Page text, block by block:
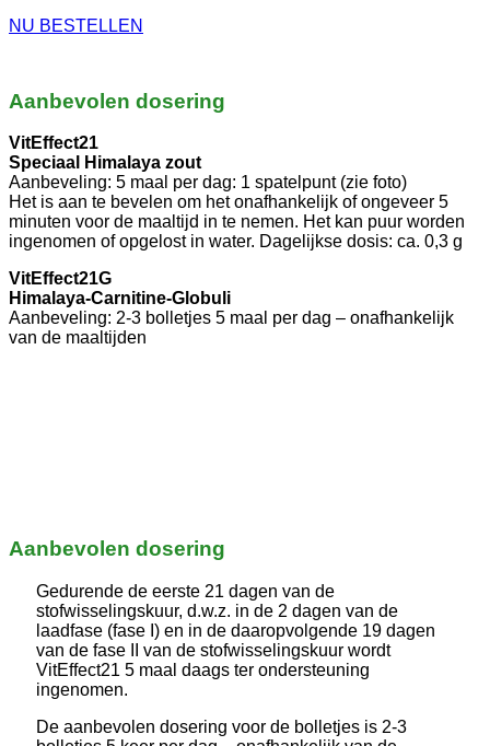
NU BESTELLEN
Aanbevolen dosering
VitEffect21
Speciaal Himalaya zout
Aanbeveling: 5 maal per dag: 1 spatelpunt (zie foto)
Het is aan te bevelen om het onafhankelijk of ongeveer 5
minuten voor de maaltijd in te nemen. Het kan puur worden
ingenomen of opgelost in water. Dagelijkse dosis: ca. 0,3 g
VitEffect21G
Himalaya-Carnitine-Globuli
Aanbeveling: 2-3 bolletjes 5 maal per dag – onafhankelijk
van de maaltijden
Aanbevolen dosering
Gedurende de eerste 21 dagen van de
stofwisselingskuur, d.w.z. in de 2 dagen van de
laadfase (fase I) en in de daaropvolgende 19 dagen
van de fase II van de stofwisselingskuur wordt
VitEffect21 5 maal daags ter ondersteuning
ingenomen.
De aanbevolen dosering voor de bolletjes is 2-3